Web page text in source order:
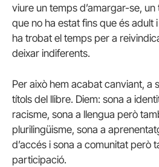
viure un temps d’amargar-se,
que no ha estat fins que és adult
ha trobat el temps per a
deixar indiferents.
Per això hem acabat canviant, a
títols del llibre. Diem: sona a
racisme, sona a llengua però
plurilingüisme, sona a
d’accés i sona a comunitat però
participació.